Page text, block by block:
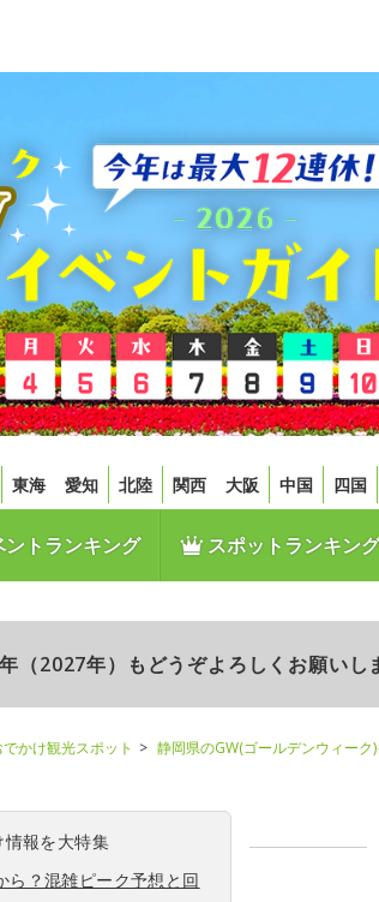
東海 愛知 北陸 関西 大阪 中国 四国
トランキング スポットランキング
（2027年）もどうぞよろしくお願いし
かけ観光スポット
静岡県のGW(ゴールデンウィー
情報を大特集
ら？混雑ピーク予想と回